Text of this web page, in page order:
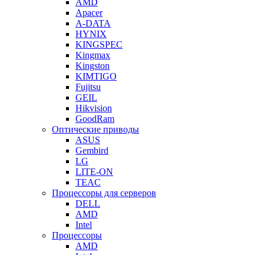
AMD
Apacer
A-DATA
HYNIX
KINGSPEC
Kingmax
Kingston
KIMTIGO
Fujitsu
GEIL
Hikvision
GoodRam
Оптические приводы
ASUS
Gembird
LG
LITE-ON
TEAC
Процессоры для серверов
DELL
AMD
Intel
Процессоры
AMD